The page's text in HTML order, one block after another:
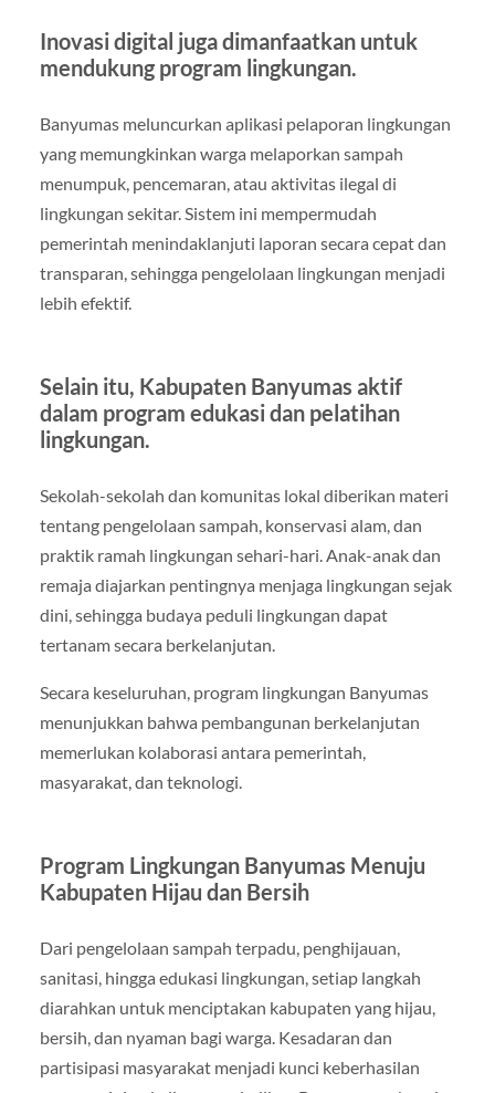
Inovasi digital juga dimanfaatkan untuk
mendukung program lingkungan.
Banyumas meluncurkan aplikasi pelaporan lingkungan
yang memungkinkan warga melaporkan sampah
menumpuk, pencemaran, atau aktivitas ilegal di
lingkungan sekitar. Sistem ini mempermudah
pemerintah menindaklanjuti laporan secara cepat dan
transparan, sehingga pengelolaan lingkungan menjadi
lebih efektif.
Selain itu, Kabupaten Banyumas aktif
dalam program edukasi dan pelatihan
lingkungan.
Sekolah-sekolah dan komunitas lokal diberikan materi
tentang pengelolaan sampah, konservasi alam, dan
praktik ramah lingkungan sehari-hari. Anak-anak dan
remaja diajarkan pentingnya menjaga lingkungan sejak
dini, sehingga budaya peduli lingkungan dapat
tertanam secara berkelanjutan.
Secara keseluruhan, program lingkungan Banyumas
menunjukkan bahwa pembangunan berkelanjutan
memerlukan kolaborasi antara pemerintah,
masyarakat, dan teknologi.
Program Lingkungan Banyumas Menuju
Kabupaten Hijau dan Bersih
Dari pengelolaan sampah terpadu, penghijauan,
sanitasi, hingga edukasi lingkungan, setiap langkah
diarahkan untuk menciptakan kabupaten yang hijau,
bersih, dan nyaman bagi warga. Kesadaran dan
partisipasi masyarakat menjadi kunci keberhasilan